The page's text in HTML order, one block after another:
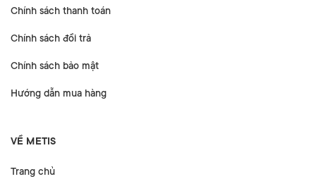
Chính sách thanh toán
Chính sách đổi trả
Chính sách bảo mật
Hướng dẫn mua hàng
VỀ METIS
Trang chủ